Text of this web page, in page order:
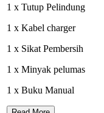
1 x Tutup Pelindung
1 x Kabel charger
1 x Sikat Pembersih
1 x Minyak pelumas
1 x Buku Manual